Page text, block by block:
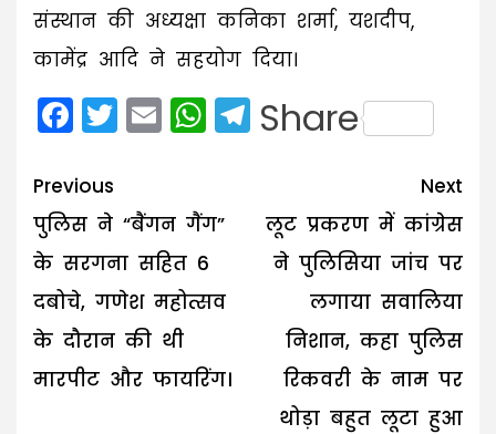
संस्थान की अध्यक्षा कनिका शर्मा, यशदीप,
कामेंद्र आदि ने सहयोग दिया।
Facebook
Twitter
EmailWhatsApp
Telegram
Share
Post
navigation
Previous
पुलिस ने “बैंगन गैंग”
के सरगना सहित 6
दबोचे, गणेश महोत्सव
के दौरान की थी
मारपीट और फायरिंग।
Next
लूट प्रकरण में कांग्रेस
ने पुलिसिया जांच पर
लगाया सवालिया
निशान, कहा पुलिस
रिकवरी के नाम पर
थोड़ा बहुत लूटा हुआ